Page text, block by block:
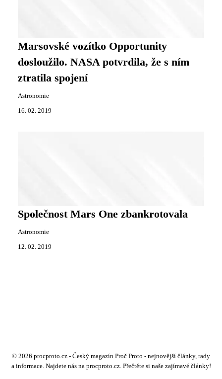
Marsovské vozítko Opportunity
dosloužilo. NASA potvrdila, že s ním
ztratila spojení
Astronomie
16. 02. 2019
Společnost Mars One zbankrotovala
Astronomie
12. 02. 2019
© 2026 procproto.cz - Český magazín Proč Proto - nejnovější články, rady
a informace. Najdete nás na procproto.cz. Přečtěte si naše zajímavé články!